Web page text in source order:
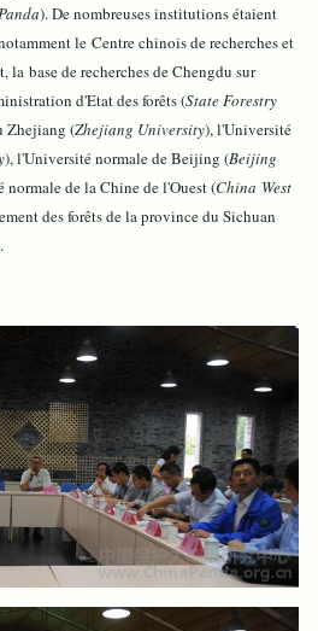
). De nombreuses institutions étaient
le Centre chinois de recherches et
la base de recherches de Chengdu sur
d'Etat des forêts (State Forestry
Zhejiang (Zhejiang University), l'Université
), l'Université normale de Beijing (Beijing
normale de la Chine de l'Ouest (China West
des forêts de la province du Sichuan